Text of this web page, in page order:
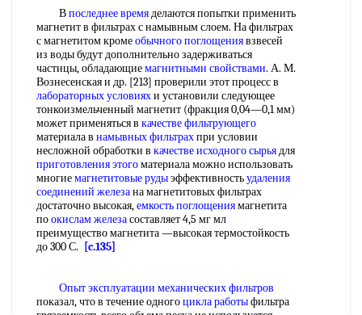
Впоследнее времяделаются попытки применить
магнетит в фильтрах с намывным слоем. На фильтрах
с магнетитом кромеобычного поглощениявзвесей
из воды будут дополнительно задерживаться
частицы, обладающиемагнитными свойствами. А. М.
Вознесенская и др. [213] проверили этот процесс в
лабораторных условияхи установили следующее
тонкоизмельченный магнетит (фракция 0,04—0,1 мм)
может применяться в качестве фильтрующего
материала в намывных фильтрахпри условии
несложной обработки в качестве исходного сырьядля
приготовления этогоматериала можно использовать
многиемагнетитовые рудыэффективностьудаления
соединений железана магнетитовых фильтрах
достаточно высокая,емкость поглощениямагнетита
поокислам железасоставляет 4,5 мг мл
преимущество магнетита —высокая термостойкость
до 300 С.
[c.135]
Опыт эксплуатации механических фильтров
показал, что в течение одногоцикла работыфильтра